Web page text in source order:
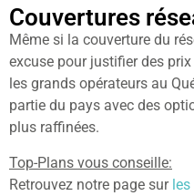
Couvertures
Même si la couverture du
excuse pour justifier des
les grands opérateurs au
partie du pays avec des
plus raffinées.
Top-Plans vous conseille:
Retrouvez notre page sur